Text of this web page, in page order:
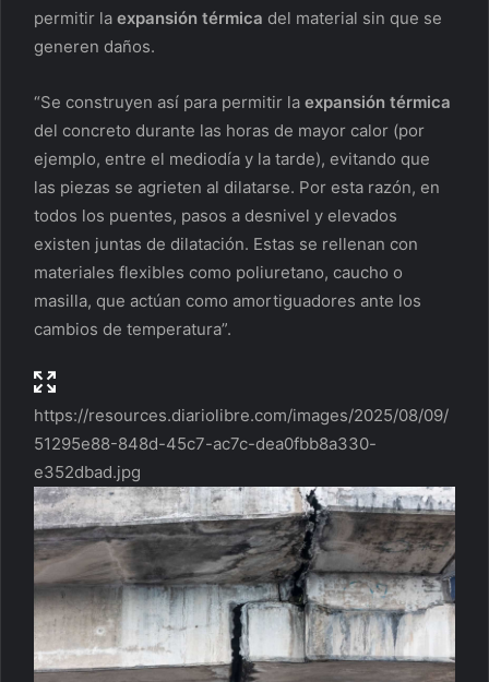
permitir la expansión térmica del material sin que se
generen daños.
“Se construyen así para permitir la expansión térmica
del concreto durante las horas de mayor calor (por
ejemplo, entre el mediodía y la tarde), evitando que
las piezas se agrieten al dilatarse. Por esta razón, en
todos los puentes, pasos a desnivel y elevados
existen juntas de dilatación. Estas se rellenan con
materiales flexibles como poliuretano, caucho o
masilla, que actúan como amortiguadores ante los
cambios de temperatura”.
https://resources.diariolibre.com/images/2025/08/09/
51295e88-848d-45c7-ac7c-dea0fbb8a330-
e352dbad.jpg